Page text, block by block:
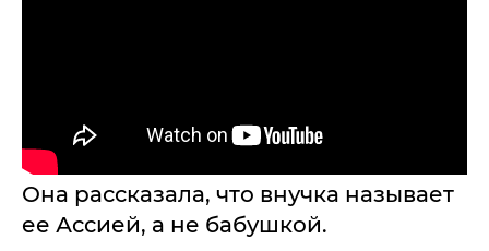
Она рассказала, что внучка называет
ее Ассией, а не бабушкой.